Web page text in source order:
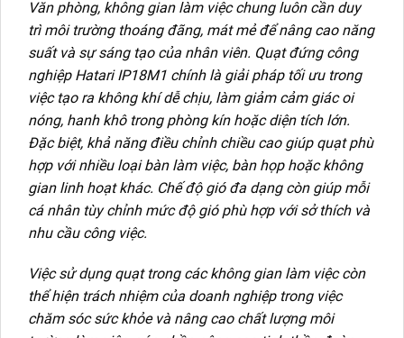
Văn phòng, không gian làm việc chung luôn cần duy
trì môi trường thoáng đãng, mát mẻ để nâng cao năng
suất và sự sáng tạo của nhân viên. Quạt đứng công
nghiệp Hatari IP18M1 chính là giải pháp tối ưu trong
việc tạo ra không khí dễ chịu, làm giảm cảm giác oi
nóng, hanh khô trong phòng kín hoặc diện tích lớn.
Đặc biệt, khả năng điều chỉnh chiều cao giúp quạt phù
hợp với nhiều loại bàn làm việc, bàn họp hoặc không
gian linh hoạt khác. Chế độ gió đa dạng còn giúp mỗi
cá nhân tùy chỉnh mức độ gió phù hợp với sở thích và
nhu cầu công việc.
Việc sử dụng quạt trong các không gian làm việc còn
thể hiện trách nhiệm của doanh nghiệp trong việc
chăm sóc sức khỏe và nâng cao chất lượng môi